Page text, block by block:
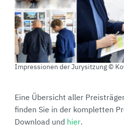
Impressionen der Jurysitzung ©
Eine Übersicht aller
finden Sie in der kompletten
Download und hier.